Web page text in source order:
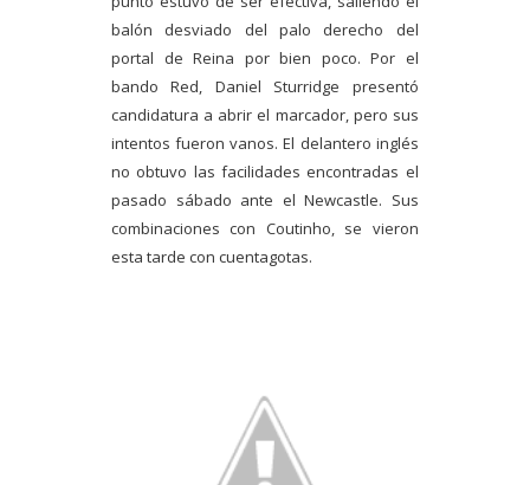
balón desviado del palo derecho del
portal de Reina por bien poco. Por el
bando Red, Daniel Sturridge presentó
candidatura a abrir el marcador, pero sus
intentos fueron vanos. El delantero inglés
no obtuvo las facilidades encontradas el
pasado sábado ante el Newcastle. Sus
combinaciones con Coutinho, se vieron
esta tarde con cuentagotas.